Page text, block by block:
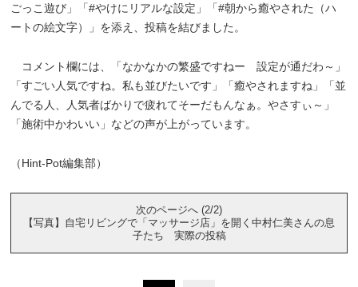
ごっこ遊び」「#やけにリアルな設定」「#朝から癒やされた（ハ
ートの絵文字）」を添え、投稿を結びました。
コメント欄には、「なかなかの繁盛ですねー 設定が通だわ～」
「すごい人気ですね。私も並びたいです」「癒やされますね」「並
んでる人、人気者ばかりで疲れてそーだもんなぁ。やさすぃ～」
「施術中かわいい」などの声が上がっています。
（Hint-Pot編集部）
次のページへ (2/2)
【写真】自宅リビングで「マッサージ店」を開く中村仁美さんの息
子たち 実際の投稿